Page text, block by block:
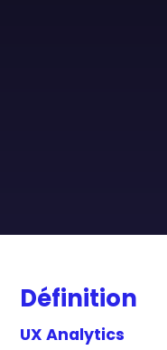
Définition
UX Analytics